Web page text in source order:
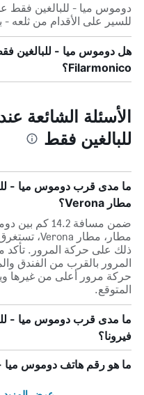
للسير على الأقدام من ثلعه -
Filarmonico؟
الأسئلة الشائعة
للبالغين فقط
ما مدى قرب دوموس ميا -
مطار Verona؟
ضمن مسافة
ذلك على حركة المرور.
المرور بالقرب من الفندق
حركة مرور أعلى من غيرها
المتوقع.
ما مدى قرب دوموس ميا -
فيرونا؟
ما هو رقم هاتف دوموس ميا